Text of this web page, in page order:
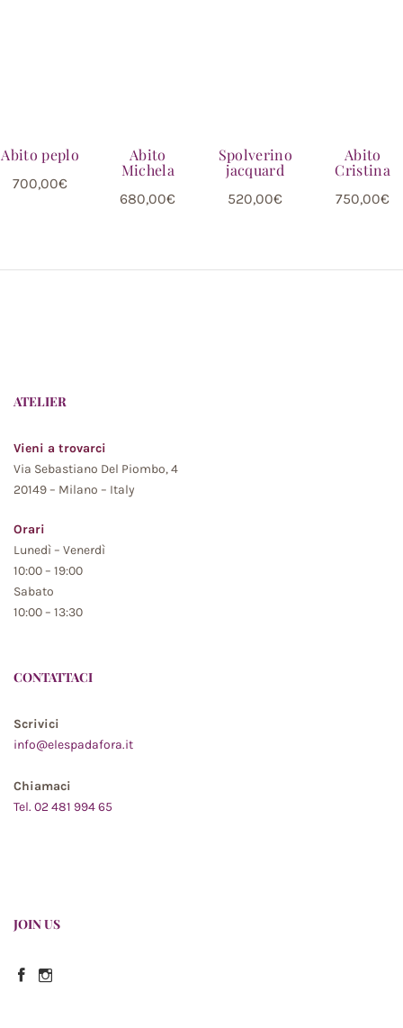
Abito peplo
700,00€
Abito
Michela
680,00€
Spolverino
jacquard
520,00€
Abito
Cristina
750,00€
ATELIER
Vieni a trovarci
Via Sebastiano Del Piombo, 4
20149 – Milano – Italy
Orari
Lunedì – Venerdì
10:00 – 19:00
Sabato
10:00 – 13:30
CONTATTACI
Scrivici
info@elespadafora.it
Chiamaci
Tel. 02 481 994 65
JOIN US
Facebook
Instagram